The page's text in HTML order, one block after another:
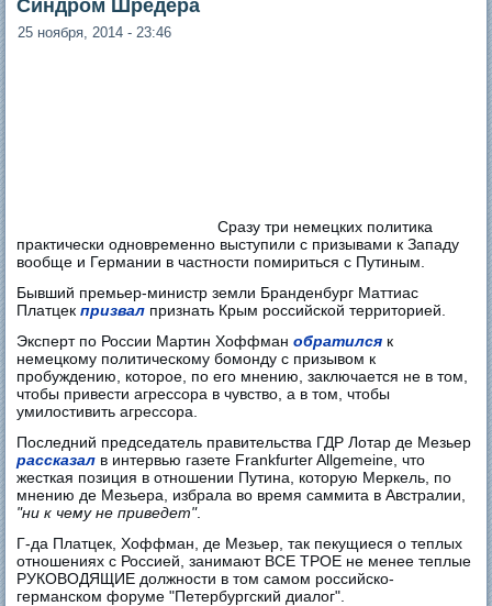
Синдром Шредера
25 ноября, 2014 - 23:46
Сразу три немецких политика
практически одновременно выступили с призывами к Западу
вообще и Германии в частности помириться с Путиным.
Бывший премьер-министр земли Бранденбург Маттиас
Платцекпризвал признать Крым российской территорией.
Эксперт по России Мартин Хоффманобратился к
немецкому политическому бомонду с призывом к
пробуждению, которое, по его мнению, заключается не в том,
чтобы привести агрессора в чувство, а в том, чтобы
умилостивить агрессора.
Последний председатель правительства ГДР Лотар де Мезьер
рассказал в интервью газете Frankfurter Allgemeine, что
жесткая позиция в отношении Путина, которую Меркель, по
мнению де Мезьера, избрала во время саммита в Австралии,
"ни к чему не приведет".
Г-да Платцек, Хоффман, де Мезьер, так пекущиеся о теплых
отношениях с Россией, занимают ВСЕ ТРОЕ не менее теплые
РУКОВОДЯЩИЕ должности в том самом российско-
германском форуме "Петербургский диалог".